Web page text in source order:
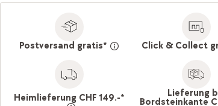
Postversand gratis* Click & Collect
Heimlieferung CHF 149.-* Lieferung
Bordsteinkante